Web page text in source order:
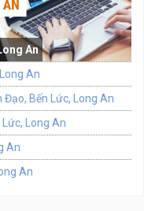
An
An
Đạo, Bến Lức, Long An
Long An
An
An